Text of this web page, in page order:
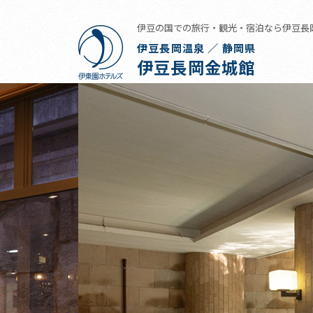
伊豆の国での旅行・観光・宿泊なら伊豆長
伊豆長岡温泉 ／ 静岡県
伊豆長岡金城館